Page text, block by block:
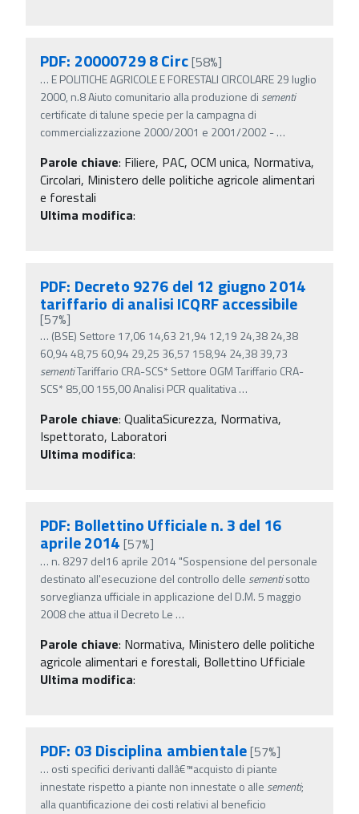
PDF: 20000729 8 Circ[58%]
… E POLITICHE AGRICOLE E FORESTALI CIRCOLARE 29 luglio
2000, n.8 Aiuto comunitario alla produzione di sementi
certificate di talune specie per la campagna di
commercializzazione 2000/2001 e 2001/2002 -…
Parole chiave: Filiere, PAC, OCM unica, Normativa,
Circolari, Ministero delle politiche agricole alimentari
e forestali
Ultima modifica:
PDF: Decreto 9276 del 12 giugno 2014
tariffario di analisi ICQRF accessibile
[57%]
… (BSE) Settore 17,06 14,63 21,94 12,19 24,38 24,38
60,94 48,75 60,94 29,25 36,57 158,94 24,38 39,73
sementiTariffario CRA-SCS* Settore OGM Tariffario CRA-
SCS* 85,00 155,00 Analisi PCR qualitativa…
Parole chiave: QualitaSicurezza, Normativa,
Ispettorato, Laboratori
Ultima modifica:
PDF: Bollettino Ufficiale n. 3 del 16
aprile 2014 [57%]
… n. 8297 del16 aprile 2014 "Sospensione del personale
destinato all'esecuzione del controllo delle sementisotto
sorveglianza ufficiale in applicazione del D.M. 5 maggio
2008 che attua il Decreto Le …
Parole chiave: Normativa, Ministero delle politiche
agricole alimentari e forestali, Bollettino Ufficiale
Ultima modifica:
PDF: 03 Disciplina ambientale[57%]
… osti specifici derivanti dallâ€™acquisto di piante
innestate rispetto a piante non innestate o alle sementi;
alla quantificazione dei costi relativi al beneficio